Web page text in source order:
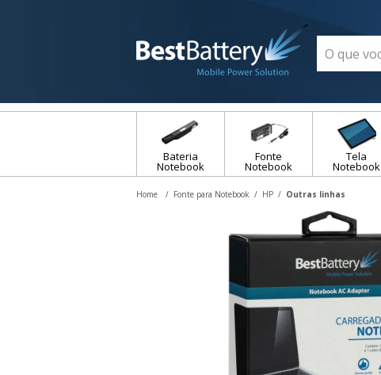
Bateria
Notebook
Fonte
Notebook
Tela
Notebook
Fonte para Notebook HP Outras linhas